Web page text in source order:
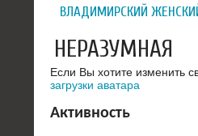
ВЛАДИМИРСКИЙ
НЕРАЗУМНАЯ
Если Вы хотите изменить
загрузки аватара
Активность